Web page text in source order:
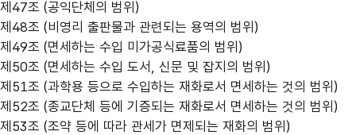
제47조 (공익단체의 범위)
제48조 (비영리 출판물과 관련되는 용역의 범위)
제49조 (면세하는 수입 미가공식료품의 범위)
제50조 (면세하는 수입 도서, 신문 및 잡지의 범위)
제51조 (과학용 등으로 수입하는 재화로서 면세하는 것의 범위)
제52조 (종교단체 등에 기증되는 재화로서 면세하는 것의 범위)
제53조 (조약 등에 따라 관세가 면제되는 재화의 범위)